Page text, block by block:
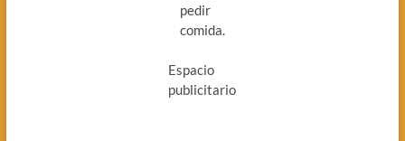
pedir
comida.
Espacio
publicitario